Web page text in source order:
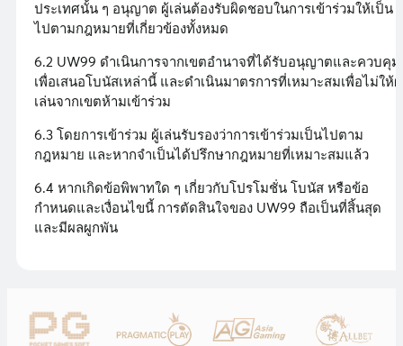
ประเทศนั้น ๆ อนุญาต ผู้เล่นต้องรับผิดชอบในการเข้าร่วมให้เป็น
ไปตามกฎหมายที่เกี่ยวข้องทั้งหมด
6.2 UW99 ดำเนินการจากเขตอำนาจที่ได้รับอนุญาตและควบคุม
เพื่อเสนอโบนัสเหล่านี้ และดำเนินมาตรการที่เหมาะสมเพื่อไม่ให้ผู้
เล่นจากเขตห้ามเข้าร่วม
6.3 โดยการเข้าร่วม ผู้เล่นรับรองว่าการเข้าร่วมเป็นไปตาม
กฎหมาย และหากจำเป็นได้ปรึกษากฎหมายที่เหมาะสมแล้ว
6.4 หากเกิดข้อพิพาทใด ๆ เกี่ยวกับโปรโมชั่น โบนัส หรือข้อ
กำหนดและเงื่อนไขนี้ การตัดสินใจของ UW99 ถือเป็นที่สิ้นสุด
และมีผลผูกพัน